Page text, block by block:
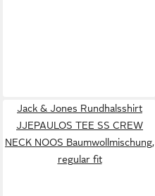
Jack & Jones Rundhalsshirt
JJEPAULOS TEE SS CREW
NECK NOOS Baumwollmischung,
regular fit